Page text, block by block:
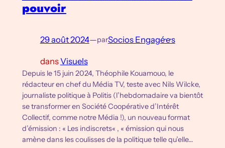
pouvoir
29 août 2024—parSocios Engagé·e·s
dansVisuels
Depuis le 15 juin 2024, Théophile Kouamouo, le
rédacteur en chef du Média TV, teste avec Nils Wilcke,
journaliste politique à Politis (l’hebdomadaire va bientôt
se transformer en Société Coopérative d’Intérêt
Collectif, comme notre Média !), un nouveau format
d’émission : « Les indiscrets« , « émission qui nous
amène dans les coulisses de la politique telle qu’elle…